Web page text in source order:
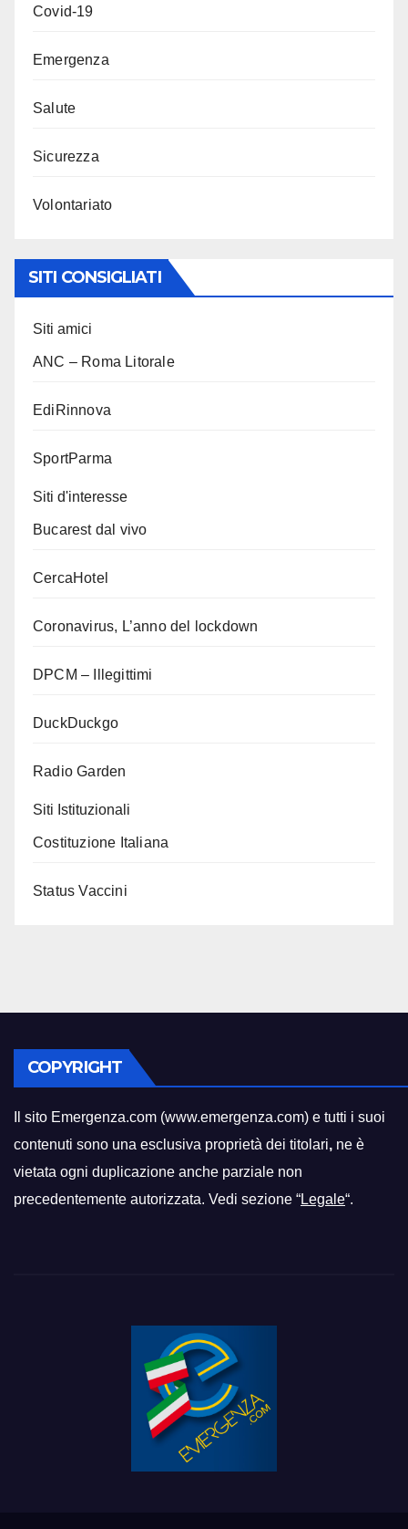
Covid-19
Emergenza
Salute
Sicurezza
Volontariato
SITI CONSIGLIATI
Siti amici
ANC – Roma Litorale
EdiRinnova
SportParma
Siti d'interesse
Bucarest dal vivo
CercaHotel
Coronavirus, L’anno del lockdown
DPCM – Illegittimi
DuckDuckgo
Radio Garden
Siti Istituzionali
Costituzione Italiana
Status Vaccini
COPYRIGHT
Il sito Emergenza.com (www.emergenza.com) e tutti i suoi
contenuti sono una esclusiva proprietà dei titolari, ne è
vietata ogni duplicazione anche parziale non
precedentemente autorizzata. Vedi sezione “Legale“.